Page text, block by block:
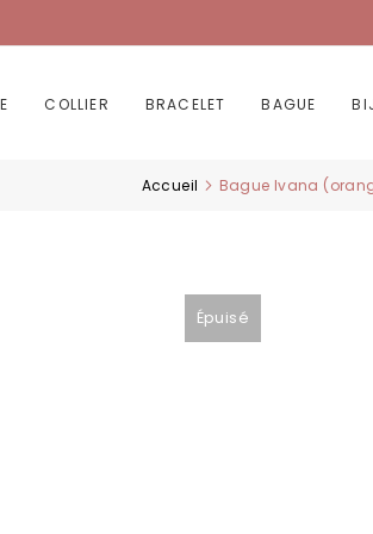
COLLIER BRACELET BAGUE
Accueil Bague Ivana
Épuisé